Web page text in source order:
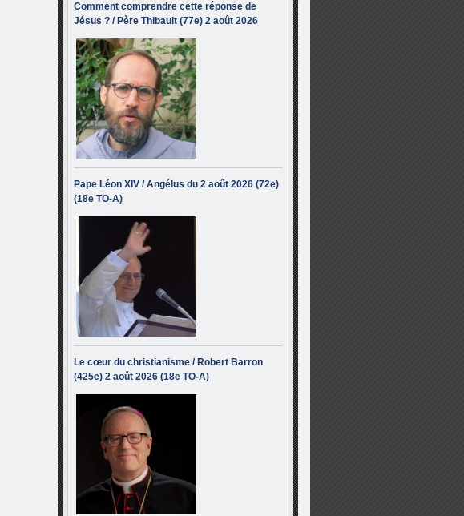
Comment comprendre cette réponse de
Jésus ? / Père Thibault (77e) 2 août 2026
Pape Léon XIV / Angélus du 2 août 2026 (72e)
(18e TO-A)
Le cœur du christianisme / Robert Barron
(425e) 2 août 2026 (18e TO-A)